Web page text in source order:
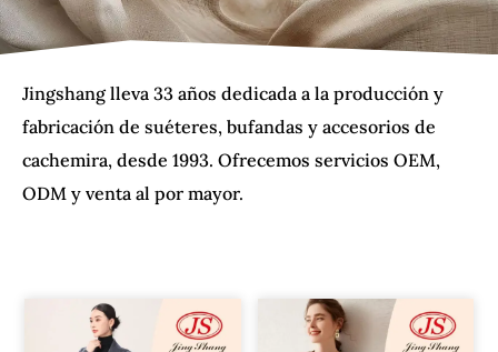
Jingshang lleva 33 años dedicada a la producción y
fabricación de suéteres, bufandas y accesorios de
cachemira, desde 1993. Ofrecemos servicios OEM,
ODM y venta al por mayor.